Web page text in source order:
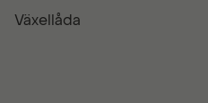
Växellåda